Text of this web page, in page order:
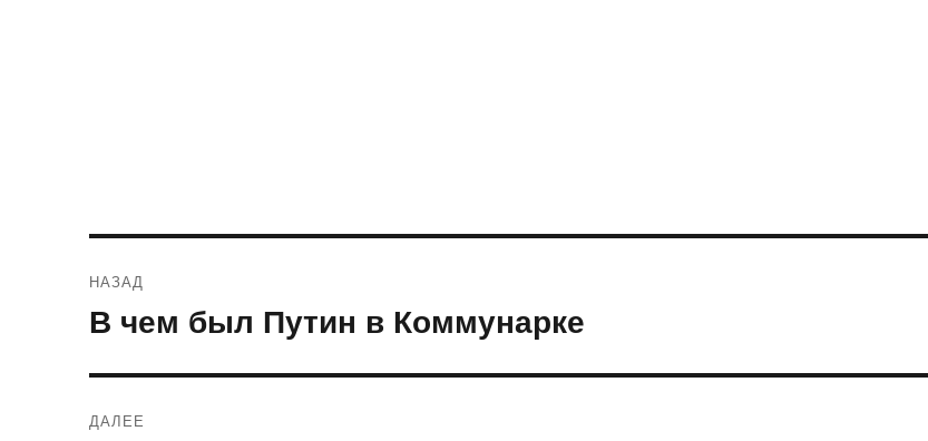
по
НАЗАД
Предыдущая
В чем был Путин в Коммунарке
ДАЛЕЕ